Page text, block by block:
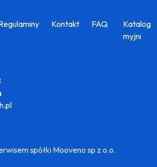
Kontakt FAQ
Katalog
myjni
spółki Mooveno sp z o.o.